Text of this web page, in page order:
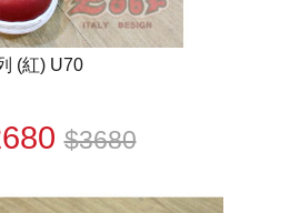
(紅) U70
$3680